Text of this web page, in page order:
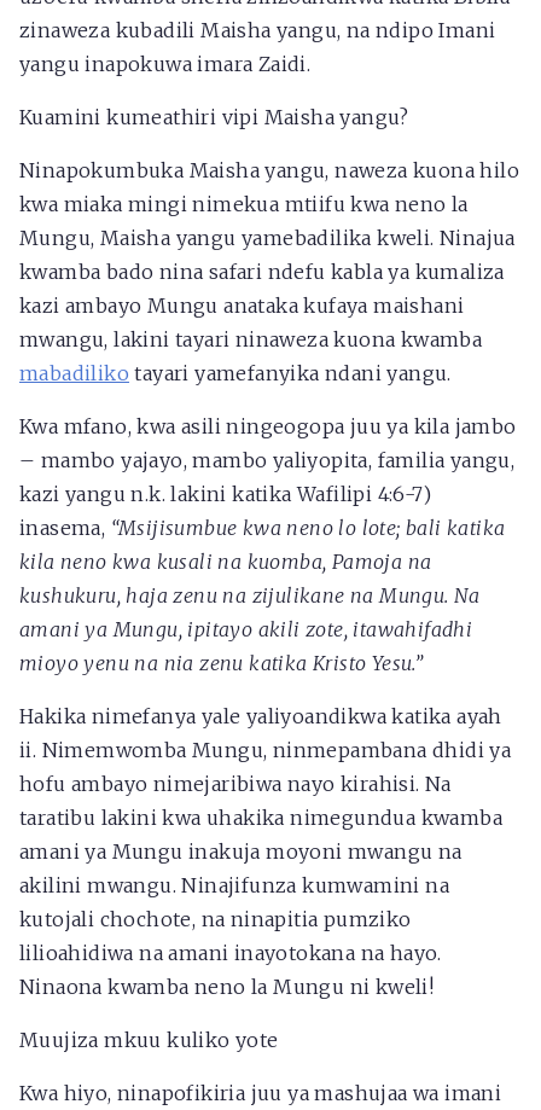
zinaweza kubadili Maisha yangu, na ndipo Imani
yangu inapokuwa imara Zaidi.
Kuamini kumeathiri vipi Maisha yangu?
Ninapokumbuka Maisha yangu, naweza kuona hilo
kwa miaka mingi nimekua mtiifu kwa neno la
Mungu, Maisha yangu yamebadilika kweli. Ninajua
kwamba bado nina safari ndefu kabla ya kumaliza
kazi ambayo Mungu anataka kufaya maishani
mwangu, lakini tayari ninaweza kuona kwamba
mabadiliko tayari yamefanyika ndani yangu.
Kwa mfano, kwa asili ningeogopa juu ya kila jambo
– mambo yajayo, mambo yaliyopita, familia yangu,
kazi yangu n.k. lakini katika Wafilipi 4:6-7)
inasema, “Msijisumbue kwa neno lo lote; bali katika
kila neno kwa kusali na kuomba, Pamoja na
kushukuru, haja zenu na zijulikane na Mungu. Na
amani ya Mungu, ipitayo akili zote, itawahifadhi
mioyo yenu na nia zenu katika Kristo Yesu.”
Hakika nimefanya yale yaliyoandikwa katika ayah
ii. Nimemwomba Mungu, ninmepambana dhidi ya
hofu ambayo nimejaribiwa nayo kirahisi. Na
taratibu lakini kwa uhakika nimegundua kwamba
amani ya Mungu inakuja moyoni mwangu na
akilini mwangu. Ninajifunza kumwamini na
kutojali chochote, na ninapitia pumziko
lilioahidiwa na amani inayotokana na hayo.
Ninaona kwamba neno la Mungu ni kweli!
Muujiza mkuu kuliko yote
Kwa hiyo, ninapofikiria juu ya mashujaa wa imani